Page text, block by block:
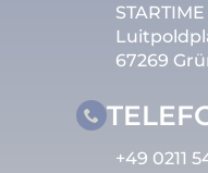
67269
+49 0211